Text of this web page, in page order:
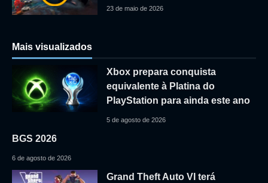
23 de maio de 2026
Mais visualizados
Xbox prepara conquista
equivalente à Platina do
PlayStation para ainda este ano
5 de agosto de 2026
BGS 2026
6 de agosto de 2026
Grand Theft Auto VI terá